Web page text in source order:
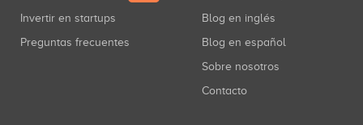
Invertir en startups
Preguntas frecuentes
Blog en inglés
Blog en español
Sobre nosotros
Contacto